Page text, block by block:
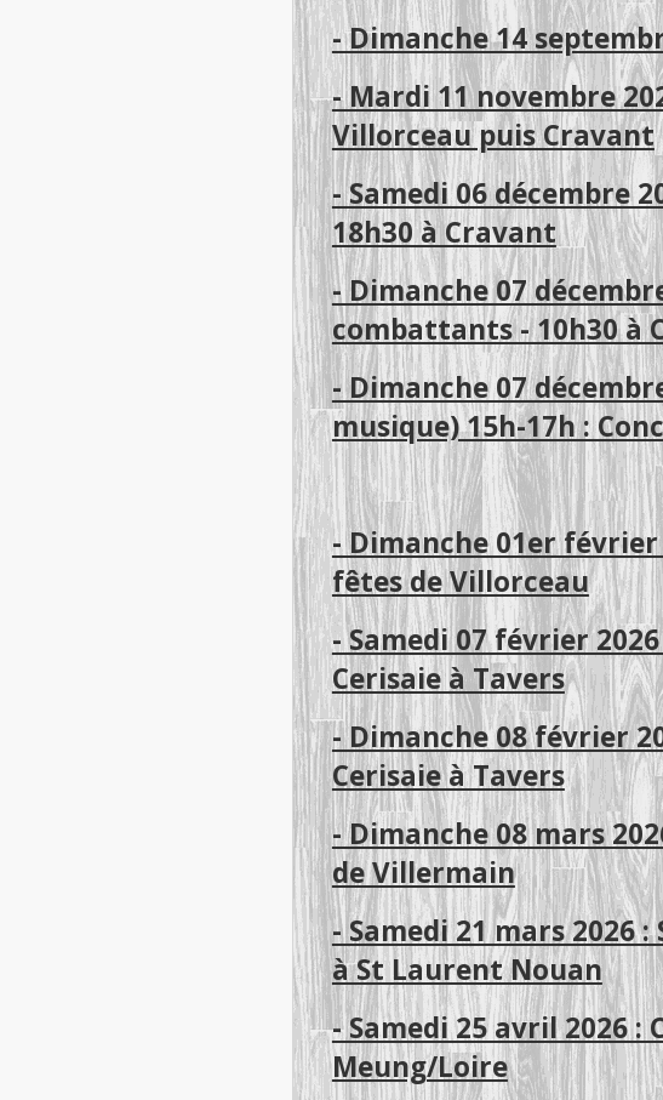
- Dimanche 14
- Mardi 11 novembre
Villorceau puis Cravant
- Samedi 06 décembre
18h30 à Cravant
- Dimanche 07
combattants - 10h30 à
- Dimanche 07
musique) 15h-17h :
- Dimanche 01er février
fêtes de Villorceau
- Samedi 07 février
Cerisaie à Tavers
- Dimanche 08 février
Cerisaie à Tavers
- Dimanche 08 mars
de Villermain
- Samedi 21 mars 2026 :
à St Laurent Nouan
- Samedi 25 avril 2026 :
Meung/Loire